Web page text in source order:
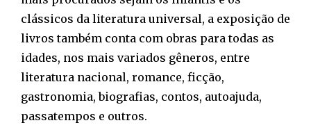
clássicos da literatura universal, a exposição de
livros também conta com obras para todas as
idades, nos mais variados gêneros, entre
literatura nacional, romance, ficção,
gastronomia, biografias, contos, autoajuda,
passatempos e outros.